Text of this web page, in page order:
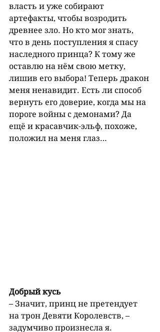
власть и уже собирают
артефакты, чтобы возродить
древнее зло. Но кто мог знать,
что в день поступления я спасу
наследного принца? К тому же
оставлю на нём свою метку,
лишив его выбора! Теперь дракон
меня ненавидит. Есть ли способ
вернуть его доверие, когда мы на
пороге войны с демонами? Да
ещё и красавчик-эльф, похоже,
положил на меня глаз…
Добрый кусь
– Значит, принц не претендует
на трон Девяти Королевств, –
задумчиво произнесла я.